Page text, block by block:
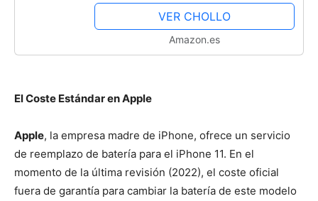
de la batería Reemplazo de Alta
Capacidad Batería con Kits de...
VER CHOLLO
Amazon.es
El Coste Estándar en Apple
Apple, la empresa madre de iPhone, ofrece un servicio
de reemplazo de batería para el iPhone 11. En el
momento de la última revisión (2022), el coste oficial
fuera de garantía para cambiar la batería de este modelo